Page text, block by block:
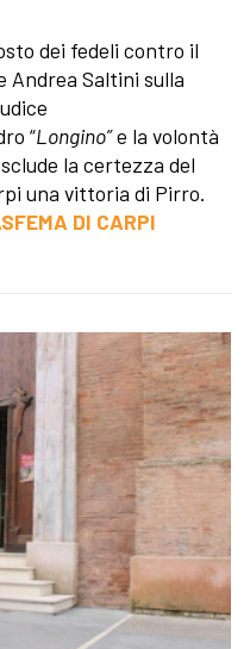
dei fedeli contro il
Andrea Saltini sulla
“Longino”e la volontà
la certezza del
una vittoria di Pirro.
DI CARPI